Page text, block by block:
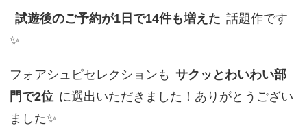
試遊後のご予約が1日で14件も増えた 話題作です
✨
フォアシュピセレクションも サクッとわいわい部
門で2位 に選出いただきました！ありがとうござい
ました✨